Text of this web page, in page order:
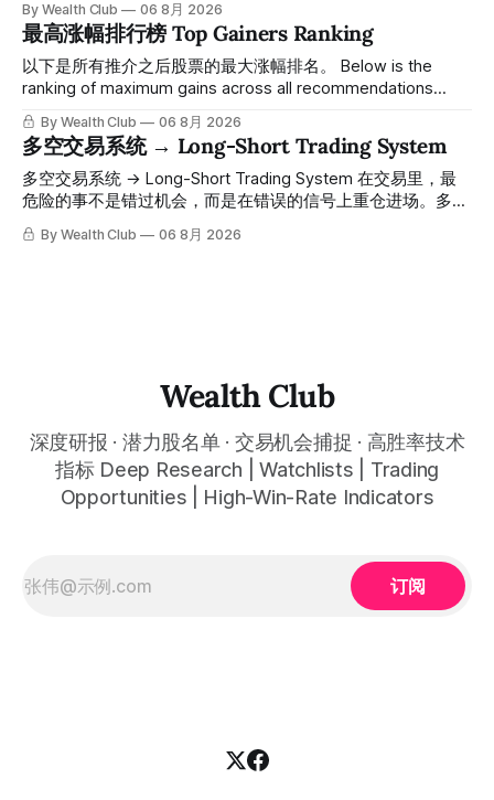
61附近精准打出Breakout突破信号。 ⠀ 从突破点起算，股价
一路反弹，最高触及91，涨幅接近50%。 ⠀ 今天股价小幅回
调5.07%，收报85.33，仍然稳稳站在突破位置上方。 ⠀ 很多
人觉得交易辛苦，是因为把时间都花在自己画线、盯盘、分析
点。 ⠀ 而这套系统，已经帮你把大数据全部跑过一遍，市场
情绪、资金流向、趋势反转位置，全部自动分析整合，直接把
高胜率信号推送到你面前。 ⠀ 你需要做的，只是准备好一份
自己喜欢的公司清单，剩下的分析交给系统。 ⠀ 交易，本该
标，以及更多核心名单、深度研究报告、交易机会 :
By Wealth Club 06 8月 2026
最高涨幅排行榜 Top Gainers Ranking
以下是所有推介之后股票的最大涨幅排名。 Below is the
ranking of maximum gains across all recommendations
since inclusion. 统计区间为2025年11月1日至2026年7月12
日。所有推介的入场价、目标价及推介日期，均在对应期数
「交易机会」文章发布时同步公开，时间戳可完整溯源，付费
会员随时可交叉核实。 The tracking period covers
November 1, 2025 to July 12, 2026. All entry prices, price
simultaneously in the corresponding "Trading Ideas"
By Wealth Club 06 8月 2026
多空交易系统 → Long-Short Trading System
多空交易系统 → Long-Short Trading System 在交易里，最
危险的事不是错过机会，而是在错误的信号上重仓进场。多空
交易系统真正高胜率的交易，把最高确信度的市场结构，直接
呈现在你的图表上。 无需成为图表专家，强大的算法自动为
with any financial market — stocks, crypto,
By Wealth Club 06 8月 2026
Wealth Club
深度研报 · 潜力股名单 · 交易机会捕捉 · 高胜率技术
指标 Deep Research | Watchlists | Trading
Opportunities | High-Win-Rate Indicators
订阅